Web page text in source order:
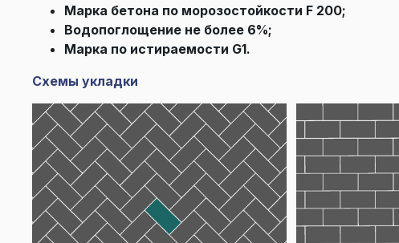
Марка бетона по морозостойкости F 200;
Водопоглощение не более 6%;
Марка по истираемости G1.
Схемы укладки